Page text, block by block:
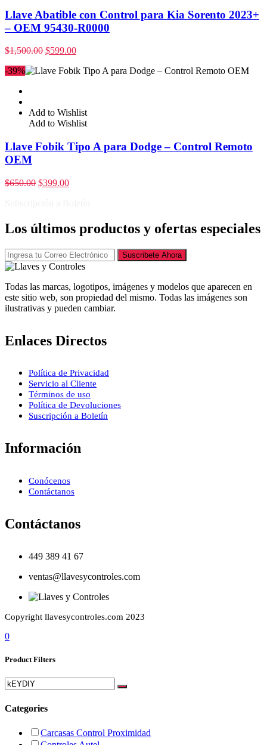
Llave Abatible con Control para Kia Sorento 2023+
– OEM 95430-R0000
$1,500.00 $599.00
-39%
Add to Wishlist
Add to Wishlist
Llave Fobik Tipo A para Dodge – Control Remoto
OEM
$650.00 $399.00
Los últimos productos y ofertas especiales
Suscribete Ahora
Todas las marcas, logotipos, imágenes y modelos que aparecen en
este sitio web, son propiedad del mismo. Todas las imágenes son
ilustrativas y pueden cambiar.
Enlaces Directos
Política de Privacidad
Servicio al Cliente
Términos de uso
Política de Devoluciones
Suscripción a Boletín
Información
Conócenos
Contáctanos
Contáctanos
449 389 41 67
ventas@llavesycontroles.com
Copyright llavesycontroles.com 2023
0
Product Filters
Categories
Carcasas Control Proximidad